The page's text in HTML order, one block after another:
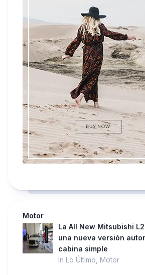
Motor
La All New Mitsubishi
una nueva versión
cabina simple
In Lo Último, Motor